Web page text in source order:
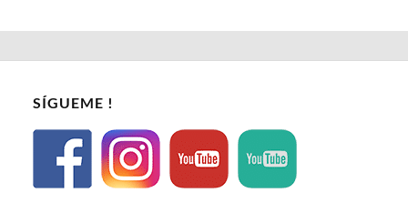
SÍGUEME !